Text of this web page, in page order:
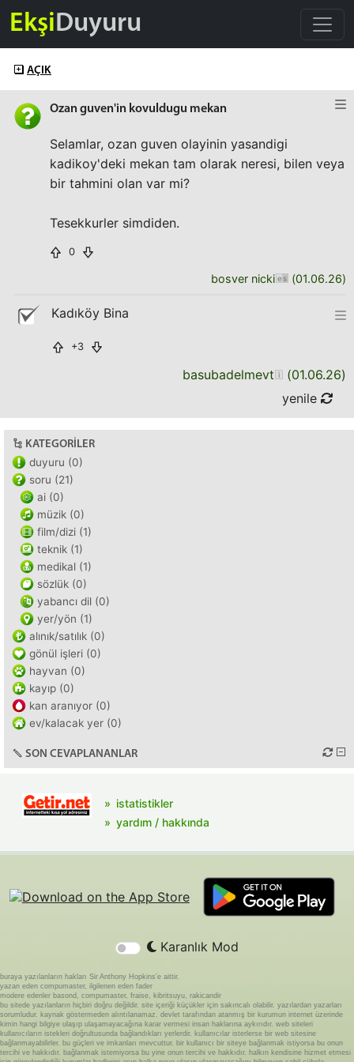
EkşiDuyuru
AÇIK
Ozan guven'in kovuldugu mekan
Selamlar, ozan guven olayinin yasandigi
kadikoy'deki mekan tam olarak neresi, bilen veya
bir tahmini olan var mi?
Tesekkurler simdiden.
0
bosver nicki (01.06.26)
Kadıköy Bina
+3
basubadelmevt (01.06.26)
yenile
KATEGORILER
duyuru (0)
soru (21)
ai (0)
müzik (0)
film/dizi (1)
teknik (1)
medikal (1)
sözlük (0)
yabancı dil (0)
yer/yön (1)
alınık/satılık (0)
gönül işleri (0)
hayvan (0)
kayıp (0)
kan aranıyor (0)
ev/kalacak yer (0)
SON CEVAPLANANLAR
istatistikler
yardım / hakkında
Karanlık Mod
buraya yazılanların hakları Sir Anthony Hopkins'e aittir.
yazan eden compumaster, ilgilenen eden fader
modere edenler basond, compumaster, fraise, kibritsuyu, rakicandir
bu sitede yazılanların hiçbiri doğru değildir. site içeriği küçükler için sakıncalı olabilir. yazılardan yazarları
sorumludur. kaynak göstermeden alıntılanamaz. devlet tarafından atanmış bir kurumun internet üzerinde
kimin hangi bilgiye ulaşıp ulaşamayacağına karar vermesi insan haklarına aykırıdır. web siteleri
kullanıcıların istekleri doğrultusunda bağlandıkları yerlerdir. kullanıcılar isterlerse bir web sitesine
bağlanmayabilirler. bu güçleri ve imkanları mevcuttur. bir kullanıcı bir siteye bağlanmak istiyorsa bu onun
tercihi ve hakkıdır. bağlanmak istemiyorsa bu yine onun tercihi ve hakkıdır. halkın kendisine hizmet etmesi